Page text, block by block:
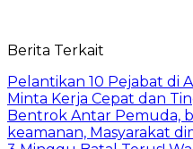
Berita Terkait
Pelantikan 10 Pejabat di
Minta Kerja Cepat dan
Bentrok Antar Pemuda,
keamanan, Masyarakat